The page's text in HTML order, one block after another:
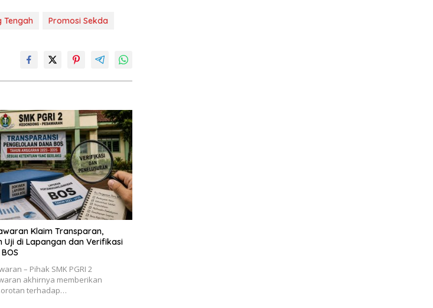
Tengah Promosi Sekda
Klaim Transparan,
Uji di Lapangan dan Verifikasi
– Pihak SMK PGRI 2
akhirnya memberikan
terhadap…